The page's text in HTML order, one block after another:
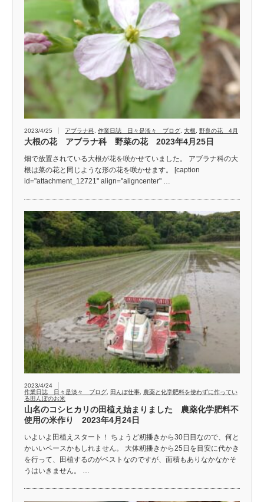
2023/4/25 アブラナ科 作業日誌 日々是淡々 ブログ 大根 野良の花 4月
大根の花 アブラナ科 野菜の花 2023年4月25日
畑で放置されている大根が花を咲かせていました。 アブラナ科の大
根は菜の花と同じような形の花を咲かせます。 [caption
id="attachment_12721" align="aligncenter" …
2023/4/24
作業日誌 日々是淡々 ブログ
田んぼ仕事
農薬と化学肥料を使わずに作ってい
る田んぼのお米
山名のコシヒカリの田植え始まりました 農薬化学肥料不
使用の米作り 2023年4月24日
いよいよ田植えスタート！ ちょうど籾播きから30日目なので、何と
かいいペースかもしれません。 大体籾播きから25日を目安に代かき
を行って、田植するのがベストなのですが、面積もありなかなかそ
うはいきません。 …